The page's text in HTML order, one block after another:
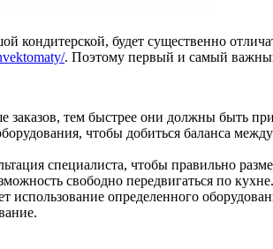
кондитерской, будет существенно
. Поэтому первый и самый
заказов, тем быстрее они должны быть
чтобы добиться баланса
специалиста, чтобы правильно
свободно передвигаться по кухне.
определенного